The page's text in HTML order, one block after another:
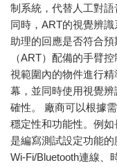
制系統，代替人工對
同時，ART的視覺辨
助理的回應是否符合
（ART）配備的手臂
視範圍內的物件進行
幕，並同時使用視覺
確性。 廠商可以根據
穩定性和功能性。例
是編寫測試設定功能
Wi-Fi/Bluetooth連線、